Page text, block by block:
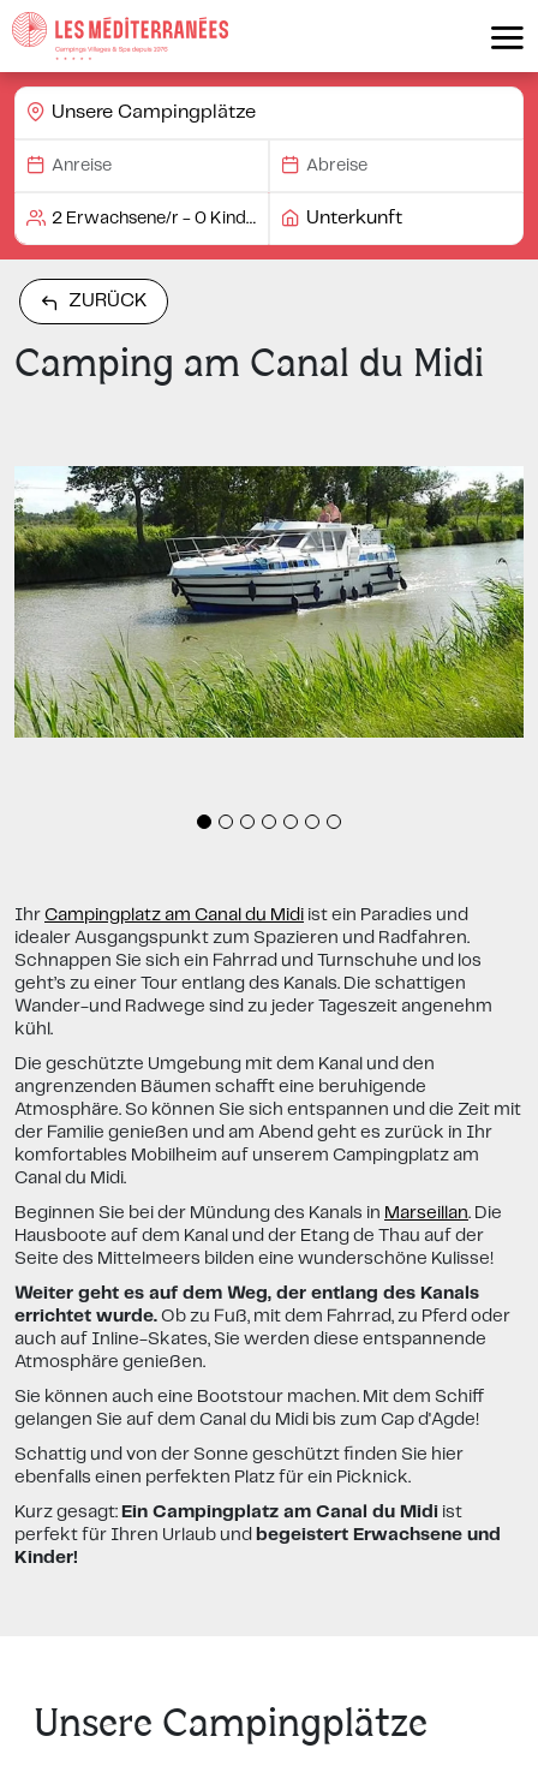
Unsere Campingplätze
Unterkunft
ZURÜCK
Camping am Canal du Midi
Ihr Campingplatz am Canal du Midi ist ein Paradies und
idealer Ausgangspunkt zum Spazieren und Radfahren.
Schnappen Sie sich ein Fahrrad und Turnschuhe und los
geht’s zu einer Tour entlang des Kanals. Die schattigen
Wander-und Radwege sind zu jeder Tageszeit angenehm
kühl.
Die geschützte Umgebung mit dem Kanal und den
angrenzenden Bäumen schafft eine beruhigende
Atmosphäre. So können Sie sich entspannen und die Zeit mit
der Familie genießen und am Abend geht es zurück in Ihr
komfortables Mobilheim auf unserem Campingplatz am
Canal du Midi.
Beginnen Sie bei der Mündung des Kanals in Marseillan. Die
Hausboote auf dem Kanal und der Etang de Thau auf der
Seite des Mittelmeers bilden eine wunderschöne Kulisse!
Weiter geht es auf dem Weg, der entlang des Kanals
errichtet wurde. Ob zu Fuß, mit dem Fahrrad, zu Pferd oder
auch auf Inline-Skates, Sie werden diese entspannende
Atmosphäre genießen.
Sie können auch eine Bootstour machen. Mit dem Schiff
gelangen Sie auf dem Canal du Midi bis zum Cap d'Agde!
Schattig und von der Sonne geschützt finden Sie hier
ebenfalls einen perfekten Platz für ein Picknick.
Kurz gesagt: Ein Campingplatz am Canal du Midi ist
perfekt für Ihren Urlaub und begeistert Erwachsene und
Kinder!
Unsere Campingplätze